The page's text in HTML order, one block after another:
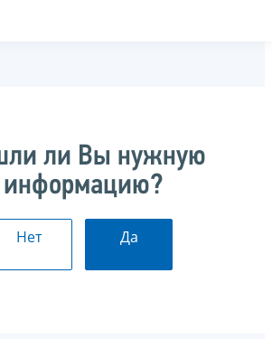
ли Вы нужную
информацию?
Нет Да